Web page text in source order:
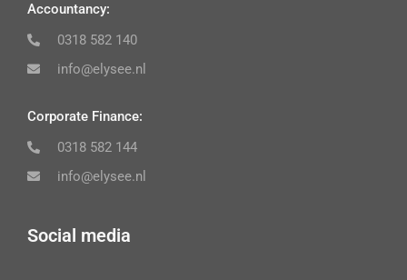
Accountancy:
0318 582 140
info@elysee.nl
Corporate Finance:
0318 582 144
info@elysee.nl
Social media